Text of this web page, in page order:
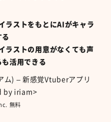
ラストをもとにAIがキャラ
る
ラストの用意がなくても声
活用できる
ム) – 新感覚Vtuberアプリ
by iriam>
無料